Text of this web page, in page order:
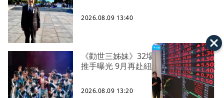
2026.08.09 13:40
《勸世三姊妹》32場吸5萬人 幕後四
推手曝光 9月再赴紐約讀劇拚進百老匯
2026.08.09 13:20